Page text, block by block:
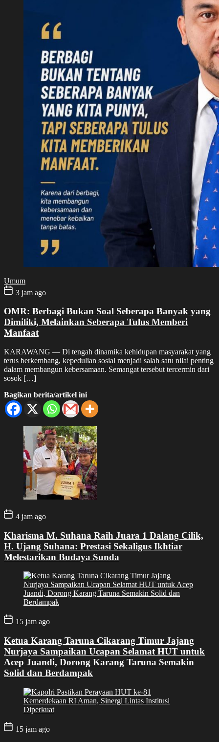
Umum
3 jam ago
OMR: Berbagi Bukan Soal Seberapa Banyak yang
Dimiliki, Melainkan Seberapa Tulus Memberi
Manfaat
KARAWANG — Di tengah dinamika kehidupan masyarakat yang
terus berkembang, kepedulian sosial menjadi salah satu nilai penting
dalam membangun kebersamaan. Semangat tersebut tercermin dari
sosok […]
Bagikan berita/artikel ini
4 jam ago
Kharisma M. Suhana Raih Juara 1 Dalang Cilik,
H. Ujang Suhana: Prestasi Sekaligus Ikhtiar
Melestarikan Budaya Sunda
15 jam ago
Ketua Karang Taruna Cikarang Timur Jajang
Nurjaya Sampaikan Ucapan Selamat HUT untuk
Acep Juandi, Dorong Karang Taruna Semakin
Solid dan Berdampak
15 jam ago